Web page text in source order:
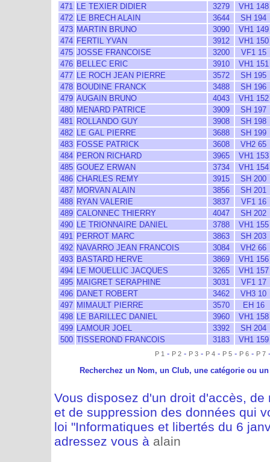
471 LE TEXIER DIDIER 3279
VH1 148
472 LE BRECH ALAIN 3644
SH 194
473 MARTIN BRUNO 3090
VH1 149
474 FERTIL YVAN 3912
VH1 150
475 JOSSE FRANCOISE 3200
VF1 15
476 BELLEC ERIC 3910
VH1 151
477 LE ROCH JEAN PIERRE 3572
SH 195
478 BOUDINE FRANCK 3488
SH 196
479 AUGAIN BRUNO 4043
VH1 152
480 MENARD PATRICE 3909
SH 197
481 ROLLANDO GUY 3908
SH 198
482 LE GAL PIERRE 3688
SH 199
483 FOSSE PATRICK 3608
VH2 65
484 PERON RICHARD 3965
VH1 153
485 GOUEZ ERWAN 3734
VH1 154
486 CHARLES REMY 3915
SH 200
487 MORVAN ALAIN 3856
SH 201
488 RYAN VALERIE 3837
VF1 16
489 CALONNEC THIERRY 4047
SH 202
490 LE TRIONNAIRE DANIEL 3788
VH1 155
491 PERROT MARC 3863
SH 203
492 NAVARRO JEAN FRANCOIS 3084
VH2 66
493 BASTARD HERVE 3869
VH1 156
494 LE MOUELLIC JACQUES 3265
VH1 157
495 MAIGRET SERAPHINE 3031
VF1 17
496 DANET ROBERT 3462
VH3 10
497 MIMAULT PIERRE 3570
EH 16
498 LE BARILLEC DANIEL 3960
VH1 158
499 LAMOUR JOEL 3392
SH 204
500 TISSEROND FRANCOIS 3183 VH1 159
P 1- P 2- P 3- P 4- P 5- P 6- P 7
Recherchez un Nom, un Club, une catégorie ou
Vous disposez d'un droit d'accès,
et de suppression des données qui
loi "Informatiques et libertés du 6
adressez vous à alain